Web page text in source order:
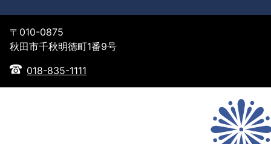
〒010-0875
秋田市千秋明徳町1番9号
018-835-1111